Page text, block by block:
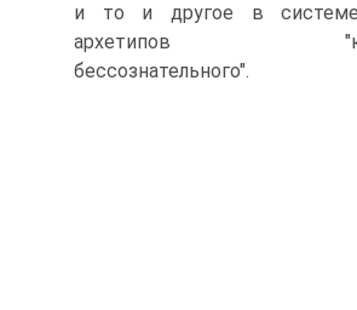
и то и другое в системе
архетипов
бессознательного".